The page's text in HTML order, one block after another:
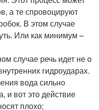
а те спровоцируют
В этом случае
Или как минимум –
случае речь идет не о
гидроударах.
вода сильно
и вот это действие
плохо;